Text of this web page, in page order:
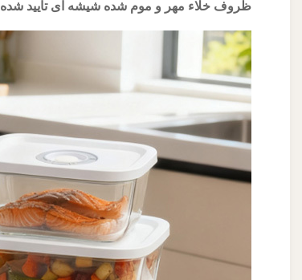
ظروف خلاء مهر و موم شده شیشه ای تایید شده FDA/LFGB با جذابیت قفسه برای برندهای آشپزخانه سبک زندگی و پیشرفته فناوری